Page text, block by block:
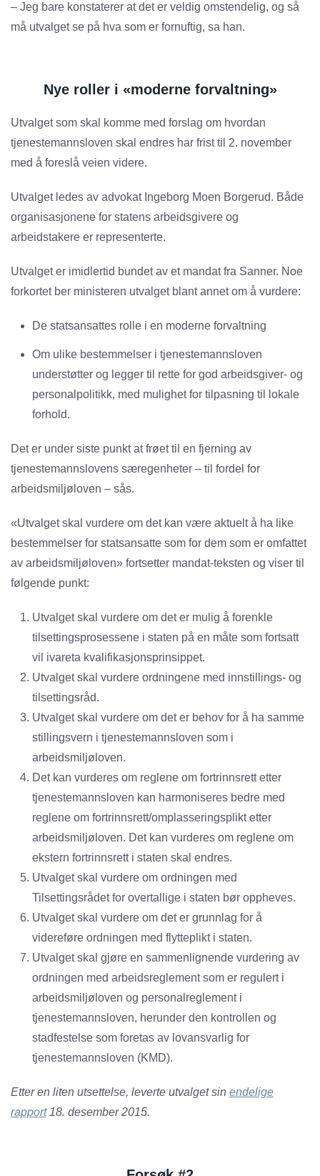
– Jeg bare konstaterer at det er veldig omstendelig, og så
må utvalget se på hva som er fornuftig, sa han.
Nye roller i «moderne forvaltning»
Utvalget som skal komme med forslag om hvordan
tjenestemannsloven skal endres har frist til 2. november
med å foreslå veien videre.
Utvalget ledes av advokat Ingeborg Moen Borgerud. Både
organisasjonene for statens arbeidsgivere og
arbeidstakere er representerte.
Utvalget er imidlertid bundet av et mandat fra Sanner. Noe
forkortet ber ministeren utvalget blant annet om å vurdere:
De statsansattes rolle i en moderne forvaltning
Om ulike bestemmelser i tjenestemannsloven
understøtter og legger til rette for god arbeidsgiver- og
personalpolitikk, med mulighet for tilpasning til lokale
forhold.
Det er under siste punkt at frøet til en fjerning av
tjenestemannslovens særegenheter – til fordel for
arbeidsmiljøloven – sås.
«Utvalget skal vurdere om det kan være aktuelt å ha like
bestemmelser for statsansatte som for dem som er omfattet
av arbeidsmiljøloven» fortsetter mandat-teksten og viser til
følgende punkt:
Utvalget skal vurdere om det er mulig å forenkle
tilsettingsprosessene i staten på en måte som fortsatt
vil ivareta kvalifikasjonsprinsippet.
Utvalget skal vurdere ordningene med innstillings- og
tilsettingsråd.
Utvalget skal vurdere om det er behov for å ha samme
stillingsvern i tjenestemannsloven som i
arbeidsmiljøloven.
Det kan vurderes om reglene om fortrinnsrett etter
tjenestemannsloven kan harmoniseres bedre med
reglene om fortrinnsrett/omplasseringsplikt etter
arbeidsmiljøloven. Det kan vurderes om reglene om
ekstern fortrinnsrett i staten skal endres.
Utvalget skal vurdere om ordningen med
Tilsettingsrådet for overtallige i staten bør oppheves.
Utvalget skal vurdere om det er grunnlag for å
videreføre ordningen med flytteplikt i staten.
Utvalget skal gjøre en sammenlignende vurdering av
ordningen med arbeidsreglement som er regulert i
arbeidsmiljøloven og personalreglement i
tjenestemannsloven, herunder den kontrollen og
stadfestelse som foretas av lovansvarlig for
tjenestemannsloven (KMD).
Etter en liten utsettelse, leverte utvalget sin endelige
rapport 18. desember 2015.